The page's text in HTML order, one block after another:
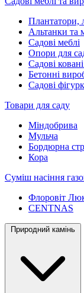
Плантатори,
Альтанки та
Садові меблі
Опори для
Садові
Бетонні
Садові
Товари для саду
Міндобрива
Мульча
Бордюрна
Кора
Суміш насіння
Флоровіт
СENTNAS
Природний камінь